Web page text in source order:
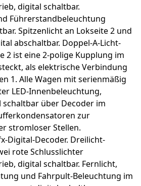
digital schaltbar.
Führerstandbeleuchtung
Spitzenlicht an Lokseite 2 und
abschaltbar. Doppel-A-Licht-
2 ist eine 2-polige Kupplung im
als elektrische Verbindung
1. Alle Wagen mit serienmäßig
LED-Innenbeleuchtung,
über Decoder im
zur
stromloser Stellen.
Digital-Decoder. Dreilicht-
rote Schlusslichter
digital schaltbar. Fernlicht,
und Fahrpult-Beleuchtung im